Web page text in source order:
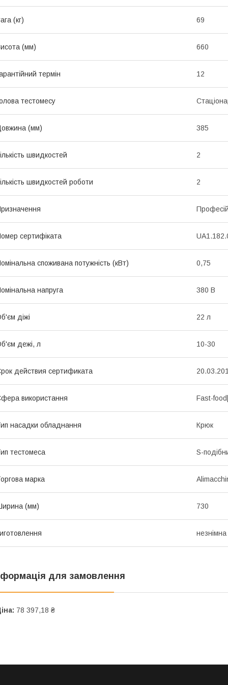
(кг) 69
(мм) 660
термін 12
тестомесу
(мм) 385
швидкостей 2
швидкостей роботи 2
сертифіката
споживана потужність (кВт) 0,75
напруга 380 В
діжі 22 л
дежі, л 10-30
действия сертификата
використання Fast-
насадки обладнання Крюк
тестомеса S-
марка
(мм) 730
для замовлення
78 397,18 ₴